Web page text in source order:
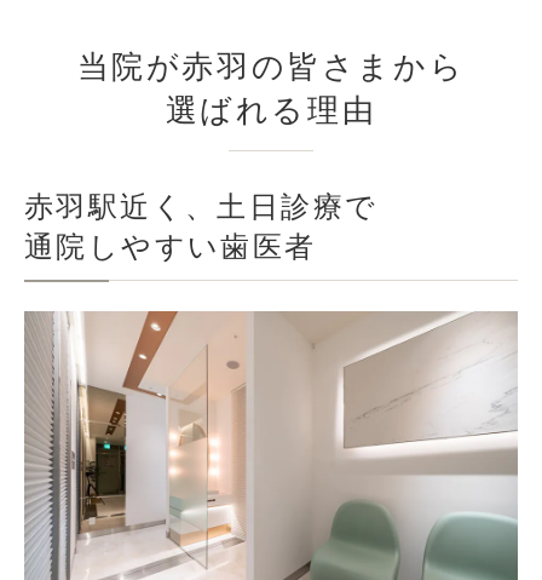
当院が赤羽の皆さまから
選ばれる理由
赤羽駅近く、土日診療で
通院しやすい歯医者